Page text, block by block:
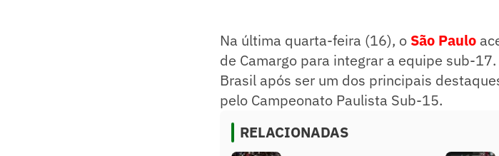
Na última quarta-feira (16), o São Paulo
de Camargo para integrar a equipe sub-
Brasil após ser um dos principais
pelo Campeonato Paulista Sub-15.
RELACIONADAS